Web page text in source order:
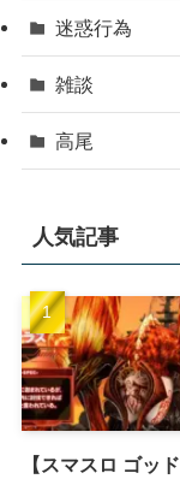
迷惑行為
雑談
高尾
人気記事
【スマスロ ゴッ